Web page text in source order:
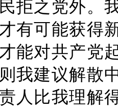
拒之党外。
有可能获得
能对共产党
我建议解散
人比我理解